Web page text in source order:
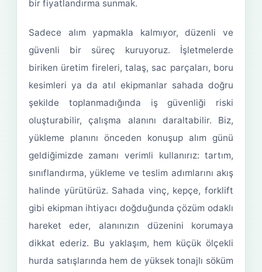
bir fiyatlandırma sunmak.
Sadece alım yapmakla kalmıyor, düzenli ve
güvenli bir süreç kuruyoruz. İşletmelerde
biriken üretim fireleri, talaş, sac parçaları, boru
kesimleri ya da atıl ekipmanlar sahada doğru
şekilde toplanmadığında iş güvenliği riski
oluşturabilir, çalışma alanını daraltabilir. Biz,
yükleme planını önceden konuşup alım günü
geldiğimizde zamanı verimli kullanırız: tartım,
sınıflandırma, yükleme ve teslim adımlarını akış
halinde yürütürüz. Sahada vinç, kepçe, forklift
gibi ekipman ihtiyacı doğduğunda çözüm odaklı
hareket eder, alanınızın düzenini korumaya
dikkat ederiz. Bu yaklaşım, hem küçük ölçekli
hurda satışlarında hem de yüksek tonajlı söküm